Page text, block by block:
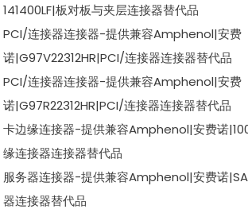
141400LF|板对板与夹层连接器替代品
PCI/连接器连接器-提供兼容Amphenol|安费
诺|G97V22312HR|PCI/连接器连接器替代品
PCI/连接器连接器-提供兼容Amphenol|安费
诺|G97R22312HR|PCI/连接器连接器替代品
卡边缘连接器-提供兼容Amphenol|安费诺
缘连接器连接器替代品
服务器连接器-提供兼容Amphenol|安费诺
器连接器替代品